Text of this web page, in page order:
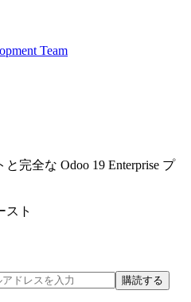
Team
完全な Odoo 19 Enterprise プ
スト
購読する